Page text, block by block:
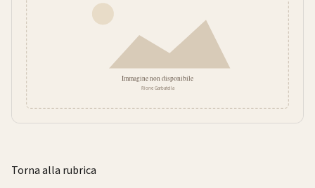
Torna alla rubrica